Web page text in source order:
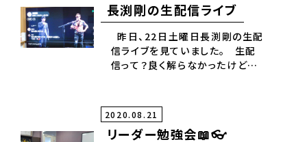
長渕剛の生配信ライブ
昨日、22日土曜日長渕剛の生配
信ライブを見ていました。 生配
信って？良く解らなかったけど体
時はビックリしました、元気にな
られて良かったです。 ８万人近く
の人が見ていたみたいですが、コ
2020.08.21
リーダー勉強会📖👓